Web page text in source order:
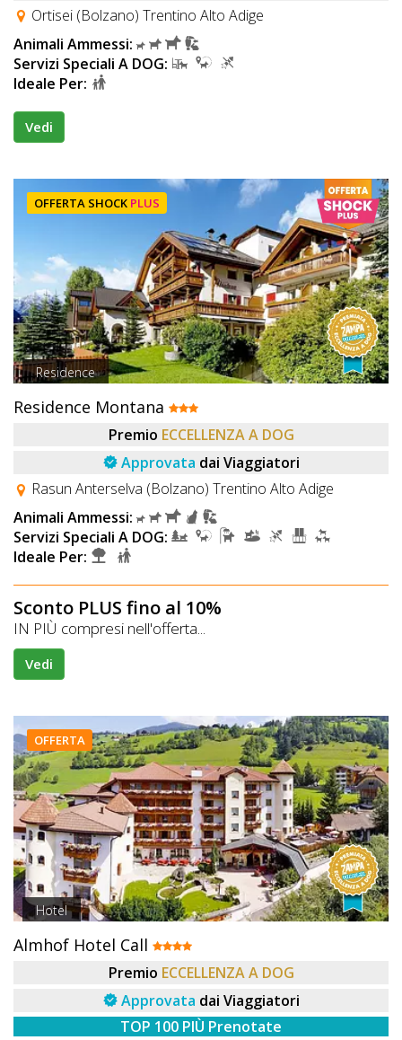
Ortisei (Bolzano) Trentino Alto Adige
Animali Ammessi:
Servizi Speciali A DOG:
Ideale Per:
Vedi
OFFERTA SHOCK PLUS
Residence
Residence Montana
Premio ECCELLENZA A DOG
Approvata dai Viaggiatori
Rasun Anterselva (Bolzano) Trentino Alto Adige
Animali Ammessi:
Servizi Speciali A DOG:
Ideale Per:
Sconto PLUS fino al 10%
IN PIÙ compresi nell'offerta...
Vedi
OFFERTA
Hotel
Almhof Hotel Call
Premio ECCELLENZA A DOG
Approvata dai Viaggiatori
TOP 100 PIÙ Prenotate